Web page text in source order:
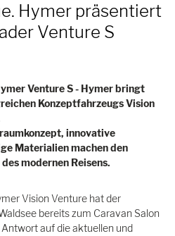
Hymer präsentiert
Venture S
Venture S - Hymer bringt
Konzeptfahrzeugs Vision
innovative
Materialien machen den
modernen Reisens.
Vision Venture hat der
bereits zum Caravan Salon
auf die aktuellen und